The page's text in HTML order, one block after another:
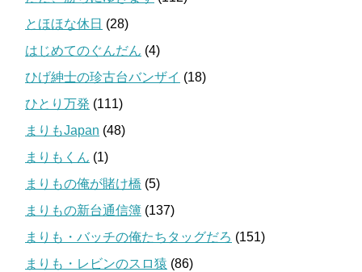
とほほな休日 (28)
はじめてのぐんだん (4)
ひげ紳士の珍古台バンザイ (18)
ひとり万発 (111)
まりもJapan (48)
まりもくん (1)
まりもの俺が賭け橋 (5)
まりもの新台通信簿 (137)
まりも・バッチの俺たちタッグだろ (151)
まりも・レビンのスロ猿 (86)